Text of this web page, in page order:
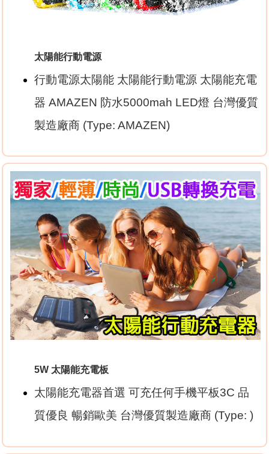
太陽能行動電源
行動電源太陽能 太陽能行動電源 太陽能充電
器 AMAZEN 防水5000mah LED燈 台灣優質
製造廠商 (Type: AMAZEN)
5W 太陽能充電板
太陽能充電器首選 可充任何手機平板3C 品
質優良 暢銷歐美 台灣優質製造廠商 (Type: )